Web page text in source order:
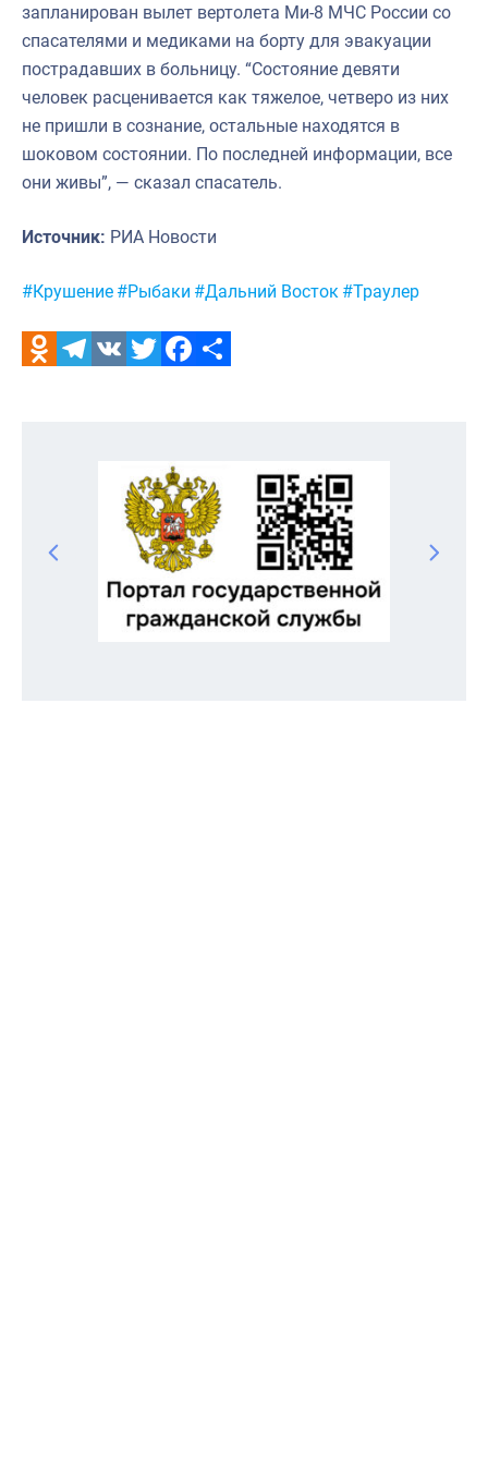
запланирован вылет вертолета Ми-8 МЧС России со
спасателями и медиками на борту для эвакуации
пострадавших в больницу. “Состояние девяти
человек расценивается как тяжелое, четверо из них
не пришли в сознание, остальные находятся в
шоковом состоянии. По последней информации, все
они живы”, — сказал спасатель.
Источник: РИА Новости
Метки:
#Крушение #Рыбаки #Дальний Восток #Траулер